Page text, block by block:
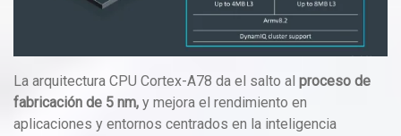
La arquitectura CPU Cortex-A78 da el salto al proceso de
fabricación de 5 nm, y mejora el rendimiento en
aplicaciones y entornos centrados en la inteligencia